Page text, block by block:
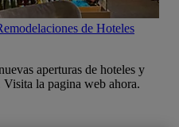
de Hoteles
aperturas de hoteles y
la pagina web ahora.